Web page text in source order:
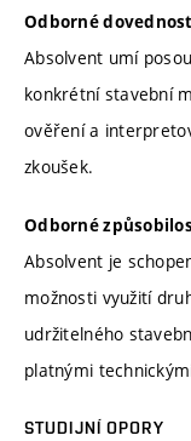
Odborné
Absolvent umí
konkrétní stavební
ověření a
zkoušek.
Odborné
Absolvent je
možnosti využití
udržitelného
platnými
STUDIJNÍ OPORY